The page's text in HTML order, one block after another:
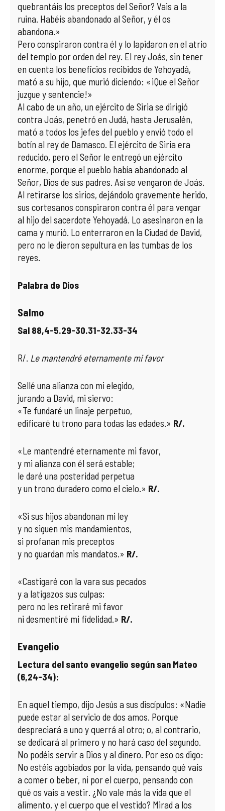
quebrantáis los preceptos del Señor? Vais a la
ruina. Habéis abandonado al Señor, y él os
abandona.»
Pero conspiraron contra él y lo lapidaron en el atrio
del templo por orden del rey. El rey Joás, sin tener
en cuenta los beneficios recibidos de Yehoyadá,
mató a su hijo, que murió diciendo: «¡Que el Señor
juzgue y sentencie!»
Al cabo de un año, un ejército de Siria se dirigió
contra Joás, penetró en Judá, hasta Jerusalén,
mató a todos los jefes del pueblo y envió todo el
botín al rey de Damasco. El ejército de Siria era
reducido, pero el Señor le entregó un ejército
enorme, porque el pueblo había abandonado al
Señor, Dios de sus padres. Así se vengaron de Joás.
Al retirarse los sirios, dejándolo gravemente herido,
sus cortesanos conspiraron contra él para vengar
al hijo del sacerdote Yehoyadá. Lo asesinaron en la
cama y murió. Lo enterraron en la Ciudad de David,
pero no le dieron sepultura en las tumbas de los
reyes.
Palabra de Dios
Salmo
Sal 88,4-5.29-30.31-32.33-34
R/. Le mantendré eternamente mi favor
Sellé una alianza con mi elegido,
jurando a David, mi siervo:
«Te fundaré un linaje perpetuo,
edificaré tu trono para todas las edades.» R/.
«Le mantendré eternamente mi favor,
y mi alianza con él será estable;
le daré una posteridad perpetua
y un trono duradero como el cielo.» R/.
«Si sus hijos abandonan mi ley
y no siguen mis mandamientos,
si profanan mis preceptos
y no guardan mis mandatos.» R/.
«Castigaré con la vara sus pecados
y a latigazos sus culpas;
pero no les retiraré mi favor
ni desmentiré mi fidelidad.» R/.
Evangelio
Lectura del santo evangelio según san Mateo
(6,24-34):
En aquel tiempo, dijo Jesús a sus discípulos: «Nadie
puede estar al servicio de dos amos. Porque
despreciará a uno y querrá al otro; o, al contrario,
se dedicará al primero y no hará caso del segundo.
No podéis servir a Dios y al dinero. Por eso os digo:
No estéis agobiados por la vida, pensando qué vais
a comer o beber, ni por el cuerpo, pensando con
qué os vais a vestir. ¿No vale más la vida que el
alimento, y el cuerpo que el vestido? Mirad a los